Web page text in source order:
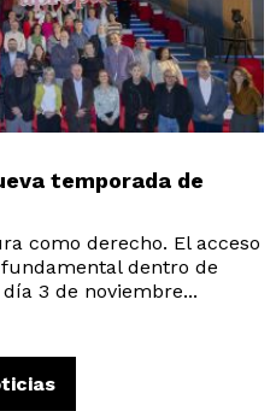
temporada de
como derecho. El acceso
dentro de
3 de noviembre...